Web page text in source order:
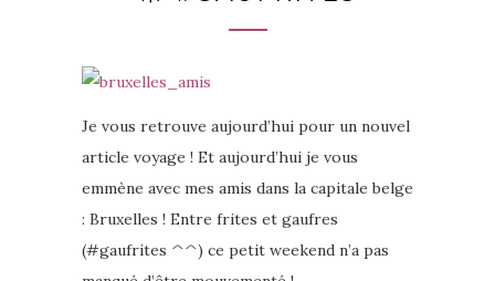
Je vous retrouve aujourd’hui pour un nouvel
article voyage ! Et aujourd’hui je vous
emmène avec mes amis dans la capitale belge
: Bruxelles ! Entre frites et gaufres
(#gaufrites ^^) ce petit weekend n’a pas